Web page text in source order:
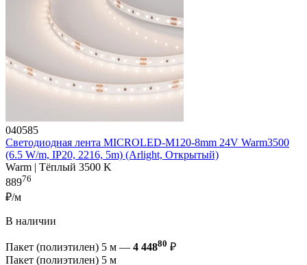
040585
Светодиодная лента MICROLED-M120-8mm 24V Warm3500
(6.5 W/m, IP20, 2216, 5m) (Arlight, Открытый)
Warm | Тёплый 3500 K
88976
₽/м
В наличии
Пакет (полиэтилен) 5 м — 4 44880 ₽
Пакет (полиэтилен) 5 м